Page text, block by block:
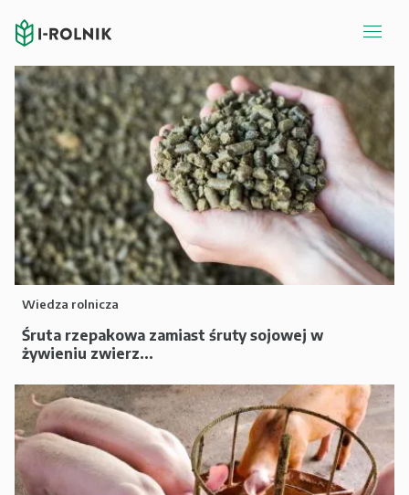
Wiedza rolnicza
Śruta rzepakowa zamiast śruty sojowej w
żywieniu zwierz...